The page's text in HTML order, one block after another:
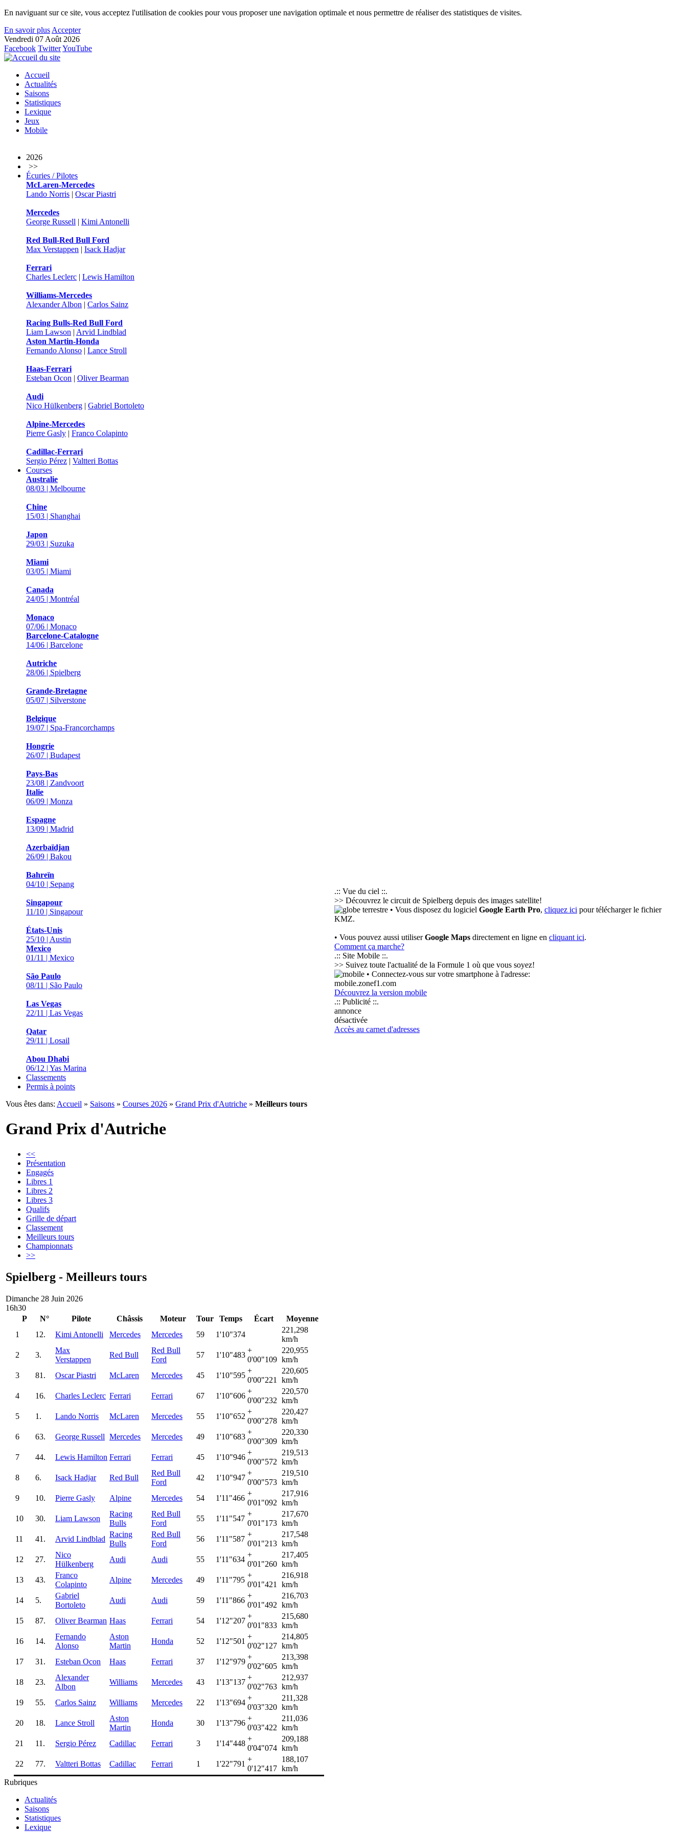
En naviguant sur ce site, vous acceptez l'utilisation de cookies pour vous proposer une navigation optimale et nous permettre de réaliser des statistiques de visites.
En savoir plus Accepter
Vendredi 07 Août 2026
Facebook TwitterYouTube
Accueil
Actualités
Saisons
Statistiques
Lexique
Jeux
Mobile
2026
>>
Écuries / Pilotes
McLaren-Mercedes
Lando Norris | Oscar Piastri
Mercedes
George Russell | Kimi Antonelli
Red Bull-Red Bull Ford
Max Verstappen | Isack Hadjar
Ferrari
Charles Leclerc | Lewis Hamilton
Williams-Mercedes
Alexander Albon | Carlos Sainz
Racing Bulls-Red Bull Ford
Liam Lawson | Arvid Lindblad
Aston Martin-Honda
Fernando Alonso | Lance Stroll
Haas-Ferrari
Esteban Ocon | Oliver Bearman
Audi
Nico Hülkenberg | Gabriel Bortoleto
Alpine-Mercedes
Pierre Gasly | Franco Colapinto
Cadillac-Ferrari
Sergio Pérez | Valtteri Bottas
Courses
Australie
08/03 | Melbourne
Chine
15/03 | Shanghai
Japon
29/03 | Suzuka
Miami
03/05 | Miami
Canada
24/05 | Montréal
Monaco
07/06 | Monaco
Barcelone-Catalogne
14/06 | Barcelone
Autriche
28/06 | Spielberg
Grande-Bretagne
05/07 | Silverstone
Belgique
19/07 | Spa-Francorchamps
Hongrie
26/07 | Budapest
Pays-Bas
23/08 | Zandvoort
Italie
06/09 | Monza
Espagne
13/09 | Madrid
Azerbaïdjan
26/09 | Bakou
Bahreïn
04/10 | Sepang
Singapour
11/10 | Singapour
États-Unis
25/10 | Austin
Mexico
01/11 | Mexico
São Paulo
08/11 | São Paulo
Las Vegas
22/11 | Las Vegas
Qatar
29/11 | Losail
Abou Dhabi
06/12 | Yas Marina
Classements
Permis à points
Vous êtes dans: Accueil » Saisons » Courses 2026 » Grand Prix d'Autriche » Meilleurs tours
Grand Prix d'Autriche
<<
Présentation
Engagés
Libres 1
Libres 2
Libres 3
Qualifs
Grille de départ
Classement
Meilleurs tours
Championnats
>>
Spielberg - Meilleurs tours
Dimanche 28 Juin 2026
16h30
P
N° Pilote Châssis Moteur Tour Temps Écart
Moyenne
1
12. Kimi Antonelli Mercedes Mercedes 59 1'10"374
221,298
km/h
2
3.
Max
Verstappen
Red Bull
Red Bull
Ford
57 1'10"483
+
0'00"109
220,955
km/h
3
81. Oscar Piastri McLaren Mercedes 45 1'10"595
+
0'00"221
220,605
km/h
4
16. Charles Leclerc Ferrari Ferrari 67 1'10"606
+
0'00"232
220,570
km/h
5
1. Lando Norris McLaren Mercedes 55 1'10"652
+
0'00"278
220,427
km/h
6
63. George Russell Mercedes Mercedes 49 1'10"683
+
0'00"309
220,330
km/h
7
44. Lewis Hamilton Ferrari Ferrari 45 1'10"946
+
0'00"572
219,513
km/h
8
6. Isack Hadjar Red Bull
Red Bull
Ford
42 1'10"947
+
0'00"573
219,510
km/h
9
10. Pierre Gasly Alpine Mercedes 54 1'11"466
+
0'01"092
217,916
km/h
10
30. Liam Lawson
Racing
Bulls
Red Bull
Ford
55 1'11"547
+
0'01"173
217,670
km/h
11
41. Arvid Lindblad
Racing
Bulls
Red Bull
Ford
56 1'11"587
+
0'01"213
217,548
km/h
12
27.
Nico
Hülkenberg
Audi Audi 55 1'11"634
+
0'01"260
217,405
km/h
13
43.
Franco
Colapinto
Alpine Mercedes 49 1'11"795
+
0'01"421
216,918
km/h
14
5.
Gabriel
Bortoleto
Audi Audi 59 1'11"866
+
0'01"492
216,703
km/h
15
87. Oliver Bearman Haas Ferrari 54 1'12"207
+
0'01"833
215,680
km/h
16
14.
Fernando
Alonso
Aston
Martin
Honda 52 1'12"501
+
0'02"127
214,805
km/h
17
31. Esteban Ocon Haas Ferrari 37 1'12"979
+
0'02"605
213,398
km/h
18
23.
Alexander
Albon
Williams Mercedes 43 1'13"137
+
0'02"763
212,937
km/h
19
55. Carlos Sainz Williams Mercedes 22 1'13"694
+
0'03"320
211,328
km/h
20
18. Lance Stroll
Aston
Martin
Honda 30 1'13"796
+
0'03"422
211,036
km/h
21
11. Sergio Pérez Cadillac Ferrari 3 1'14"448
+
0'04"074
209,188
km/h
22
77. Valtteri Bottas Cadillac Ferrari 1 1'22"791
+
0'12"417
188,107
km/h
.:: Vue du ciel ::.
>> Découvrez le circuit de Spielberg depuis des images satellite!
• Vous disposez du logiciel Google Earth Pro, cliquez ici pour télécharger le fichier
KMZ.
• Vous pouvez aussi utiliserGoogle Maps directement en ligne en cliquant ici.
Comment ça marche?
.:: Site Mobile ::.
>> Suivez toute l'actualité de la Formule 1 où que vous soyez!
• Connectez-vous sur votre smartphone à l'adresse:
mobile.zonef1.com
Découvrez la version mobile
.:: Publicité ::.
annonce
désactivée
Accès au carnet d'adresses
Rubriques
Actualités
Saisons
Statistiques
Lexique